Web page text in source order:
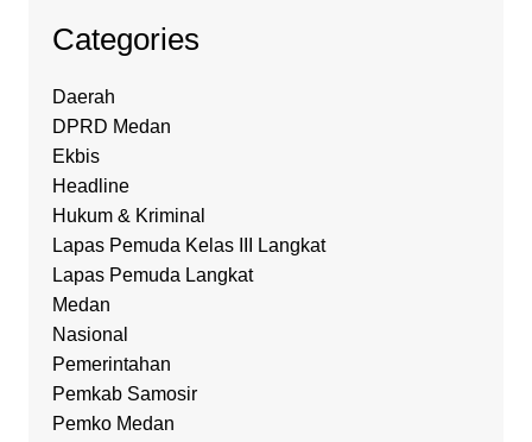
Categories
Daerah
DPRD Medan
Ekbis
Headline
Hukum & Kriminal
Lapas Pemuda Kelas III Langkat
Lapas Pemuda Langkat
Medan
Nasional
Pemerintahan
Pemkab Samosir
Pemko Medan